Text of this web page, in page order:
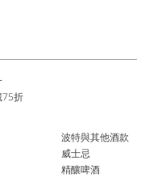
75折
波特與其他酒款
威士忌
精釀啤酒